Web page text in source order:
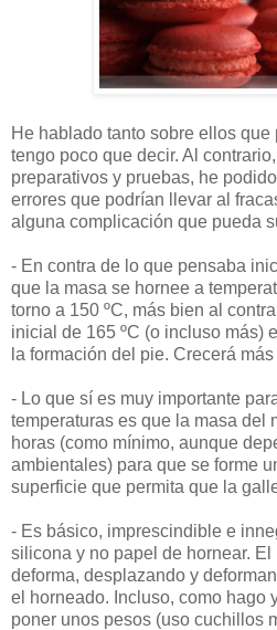
He hablado tanto sobre ellos
tengo poco que decir. Al
preparativos y pruebas, he
errores que podrían llevar al
alguna complicación que pueda
- En contra de lo que pensaba
que la masa se hornee a
torno a 150 ºC, más bien al
inicial de 165 ºC (o incluso más)
la formación del pie. Crecerá
- Lo que sí es muy importante
temperaturas es que la masa del
horas (como mínimo, aunque
ambientales) para que se forme
superficie que permita que la
- Es básico, imprescindible e
silicona y no papel de hornear.
deforma, desplazando y
el horneado. Incluso, como hago
poner unos pesos (uso cuchillos